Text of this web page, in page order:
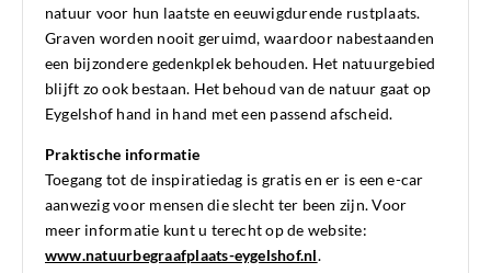
natuur voor hun laatste en eeuwigdurende rustplaats.
Graven worden nooit geruimd, waardoor nabestaanden
een bijzondere gedenkplek behouden. Het natuurgebied
blijft zo ook bestaan. Het behoud van de natuur gaat op
Eygelshof hand in hand met een passend afscheid.
Praktische informatie
Toegang tot de inspiratiedag is gratis en er is een e-car
aanwezig voor mensen die slecht ter been zijn. Voor
meer informatie kunt u terecht op de website:
www.natuurbegraafplaats-eygelshof.nl.